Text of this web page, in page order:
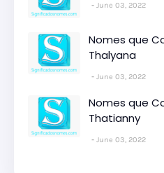
June 03, 2022
Nomes que
Thalyana
June 03, 2022
Nomes que
Thatianny
June 03, 2022